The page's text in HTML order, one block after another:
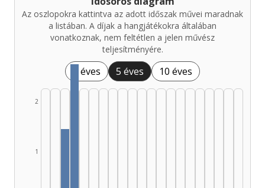
Az oszlopokra kattintva az adott időszak művei maradnak
a listában. A díjak a hangjátékokra általában
vonatkoznak, nem feltétlen a jelen művész
teljesítményére.
1 éves 5 éves 10 éves
1
2